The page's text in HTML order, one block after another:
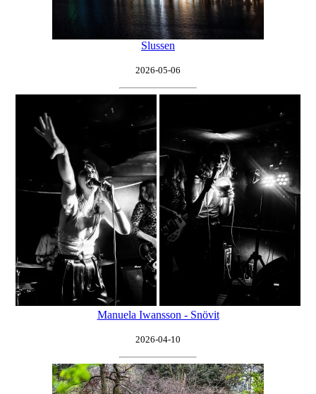
Slussen
2026-05-06
Manuela Iwansson - Snövit
2026-04-10